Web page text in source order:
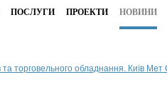
ПОСЛУГИ ПРОЕКТИ НОВИНИ